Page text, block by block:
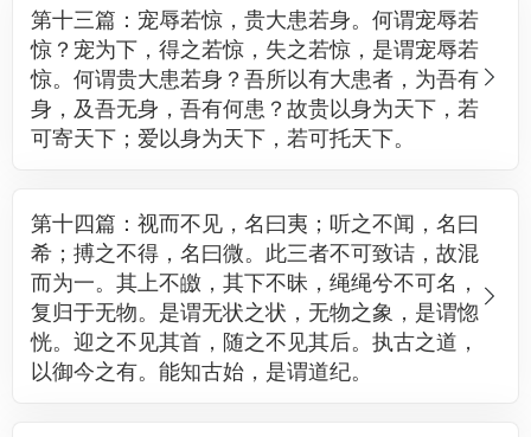
第十三篇：宠辱若惊，贵大患若身。何谓宠辱若
惊？宠为下，得之若惊，失之若惊，是谓宠辱若
惊。何谓贵大患若身？吾所以有大患者，为吾有
身，及吾无身，吾有何患？故贵以身为天下，若
可寄天下；爱以身为天下，若可托天下。
第十四篇：视而不见，名曰夷；听之不闻，名曰
希；搏之不得，名曰微。此三者不可致诘，故混
而为一。其上不皦，其下不昧，绳绳兮不可名，
复归于无物。是谓无状之状，无物之象，是谓惚
恍。迎之不见其首，随之不见其后。执古之道，
以御今之有。能知古始，是谓道纪。